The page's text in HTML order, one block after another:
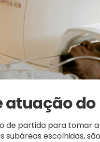
atuação
de partida para tomar
subáreas escolhidas,